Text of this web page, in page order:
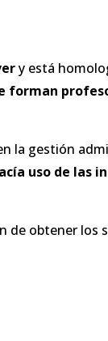
y está
forman
la gestión
uso de las
de obtener los